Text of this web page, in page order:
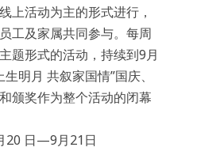
上活动为主的形式进行，
工及家属共同参与。每周
题形式的活动，持续到9月
明月 共叙家国情”国庆、
颁奖作为整个活动的闭幕
20 日—9月21日